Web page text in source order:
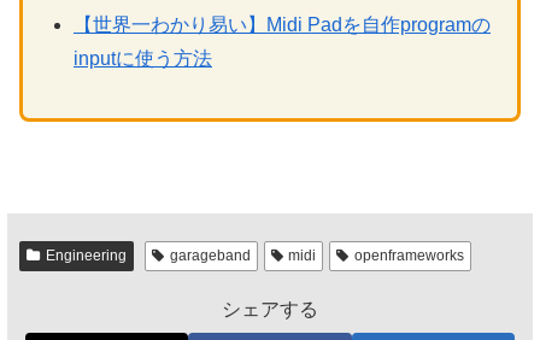
【世界一わかり易い】Midi Padを自作programの
inputに使う方法
Engineering garageband midi openframeworks
シェアする